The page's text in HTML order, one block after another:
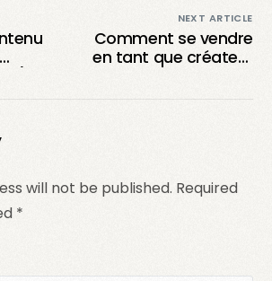
?
NEXT ARTICLE
Comment se vendre
en tant que créateur
recette secrète !
will not be published. Required
*